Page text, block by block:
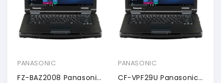
PANASONIC
FZ-BAZ2008 Panasonic RAM Module
PANASONIC
CF-VPF29U Panasonic Screen Protector